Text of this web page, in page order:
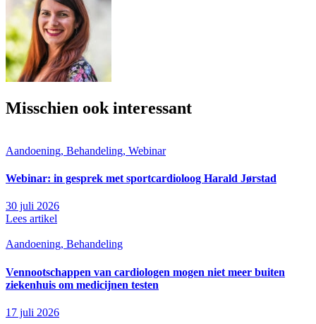
Misschien ook interessant
Aandoening, Behandeling, Webinar
Webinar: in gesprek met sportcardioloog Harald Jørstad
30 juli 2026
Lees artikel
Aandoening, Behandeling
Vennootschappen van cardiologen mogen niet meer buiten
ziekenhuis om medicijnen testen
17 juli 2026